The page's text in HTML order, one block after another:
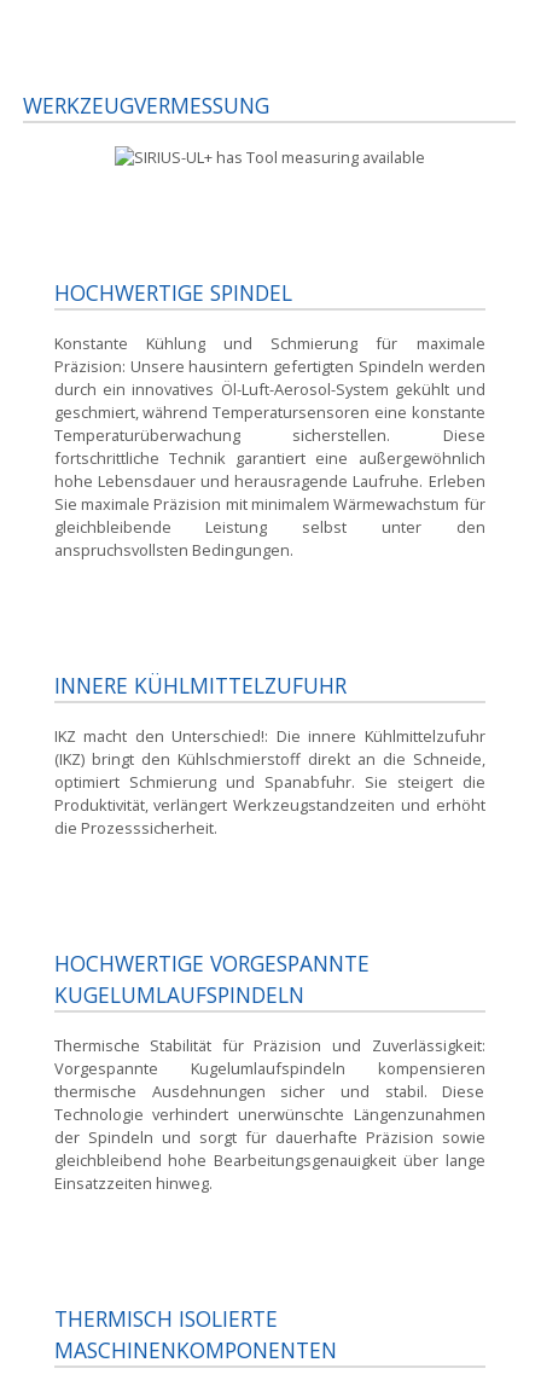
WERKZEUGVERMESSUNG
HOCHWERTIGE SPINDEL
Konstante Kühlung und Schmierung für maximale
Präzision: Unsere hausintern gefertigten Spindeln werden
durch ein innovatives Öl-Luft-Aerosol-System gekühlt und
geschmiert, während Temperatursensoren eine konstante
Temperaturüberwachung sicherstellen. Diese
fortschrittliche Technik garantiert eine außergewöhnlich
hohe Lebensdauer und herausragende Laufruhe. Erleben
Sie maximale Präzision mit minimalem Wärmewachstum für
gleichbleibende Leistung selbst unter den
anspruchsvollsten Bedingungen.
INNERE KÜHLMITTELZUFUHR
IKZ macht den Unterschied!: Die innere Kühlmittelzufuhr
(IKZ) bringt den Kühlschmierstoff direkt an die Schneide,
optimiert Schmierung und Spanabfuhr. Sie steigert die
Produktivität, verlängert Werkzeugstandzeiten und erhöht
die Prozesssicherheit.
HOCHWERTIGE VORGESPANNTE
KUGELUMLAUFSPINDELN
Thermische Stabilität für Präzision und Zuverlässigkeit:
Vorgespannte Kugelumlaufspindeln kompensieren
thermische Ausdehnungen sicher und stabil. Diese
Technologie verhindert unerwünschte Längenzunahmen
der Spindeln und sorgt für dauerhafte Präzision sowie
gleichbleibend hohe Bearbeitungsgenauigkeit über lange
Einsatzzeiten hinweg.
THERMISCH ISOLIERTE
MASCHINENKOMPONENTEN